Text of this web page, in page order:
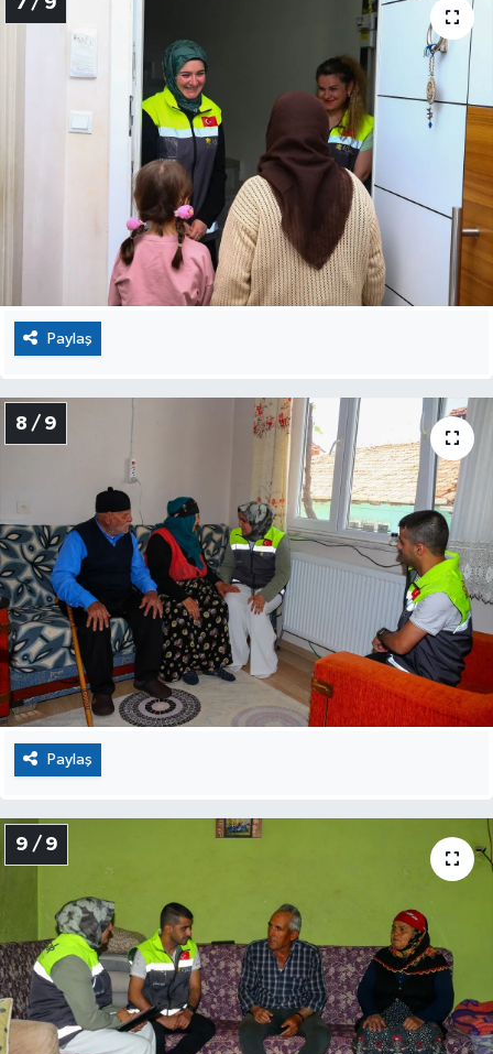
Paylaş
8 / 9
Paylaş
9 / 9